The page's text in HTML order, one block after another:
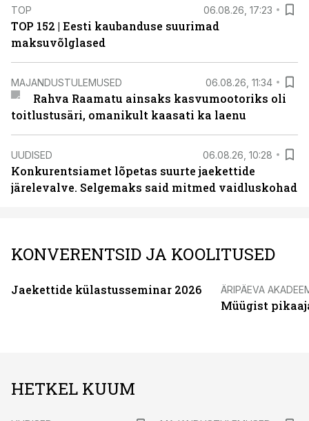
TOP 06.08.26, 17:23
TOP 152 | Eesti kaubanduse suurimad
maksuvõlglased
MAJANDUSTULEMUSED 06.08.26, 11:34
Rahva Raamatu ainsaks kasvumootoriks oli
toitlustusäri, omanikult kaasati ka laenu
UUDISED 06.08.26, 10:28
Konkurentsiamet lõpetas suurte jaekettide
järelevalve. Selgemaks said mitmed vaidluskohad
KONVERENTSID JA KOOLITUSED
Jaekettide külastusseminar 2026 ÄRIPÄEVA
Müügist
HETKEL KUUM